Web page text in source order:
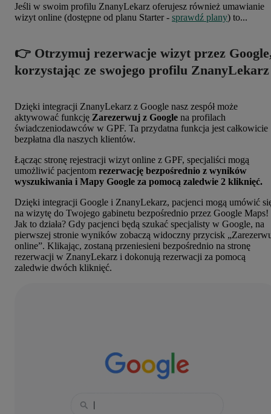
Jeśli w swoim profilu ZnanyLekarz oferujesz również umawianie
wizyt online (dostępne od planu Starter - sprawdź plany) to...
👉 Otrzymuj rezerwacje wizyt przez
korzystając ze swojego profilu ZnanyLekarz
Dzięki integracji ZnanyLekarz z Google nasz zespół może
aktywować funkcję Zarezerwuj z Google na profilach
świadczeniodawców w GPF. Ta przydatna funkcja jest całkowicie
bezpłatna dla naszych klientów.
Łącząc stronę rejestracji wizyt online z GPF, specjaliści mogą
umożliwić pacjentom rezerwację bezpośrednio z wyników
wyszukiwania i Mapy Google za pomocą zaledwie 2 kliknięć.
Dzięki integracji Google i ZnanyLekarz, pacjenci mogą umówić
na wizytę do Twojego gabinetu bezpośrednio przez Google Maps!
Jak to działa? Gdy pacjenci będą szukać specjalisty w Google, na
pierwszej stronie wyników zobaczą widoczny przycisk
online”. Klikając, zostaną przeniesieni bezpośrednio na stronę
rezerwacji w ZnanyLekarz i dokonują rezerwacji za pomocą
zaledwie dwóch kliknięć.